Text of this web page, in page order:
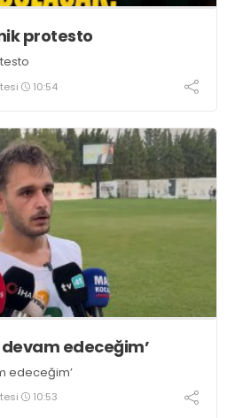
protesto
10:54
devam edeceğim’
edeceğim’
10:53